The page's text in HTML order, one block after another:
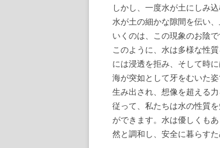
しかし、一度水が土にしみ
水が土の細かな隙間を伝い
いくのは、この現象のお陰で
このように、水は多様な性
には浸透を拒み、そして時
海が突如として牙をむいた
生み出され、想像を超える力
従って、私たちは水の性質
ができます。水は優しくも
然と調和し、安全に暮らす